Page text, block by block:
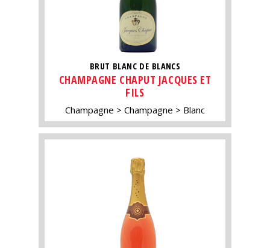
BRUT BLANC DE BLANCS
CHAMPAGNE CHAPUT JACQUES ET
FILS
Champagne Champagne Blanc